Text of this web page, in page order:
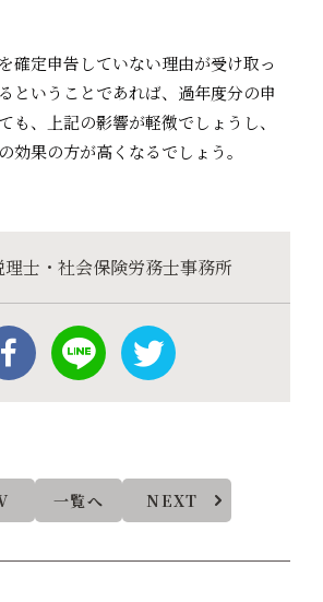
確定申告していない理由が受け取っ
ということであれば、過年度分の申
も、上記の影響が軽微でしょうし、
効果の方が高くなるでしょう。
理士・社会保険労務士事務所
一覧へ NEXT